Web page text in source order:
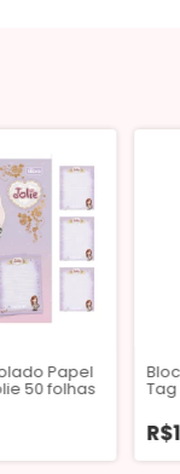
Papel
50 folhas Tag